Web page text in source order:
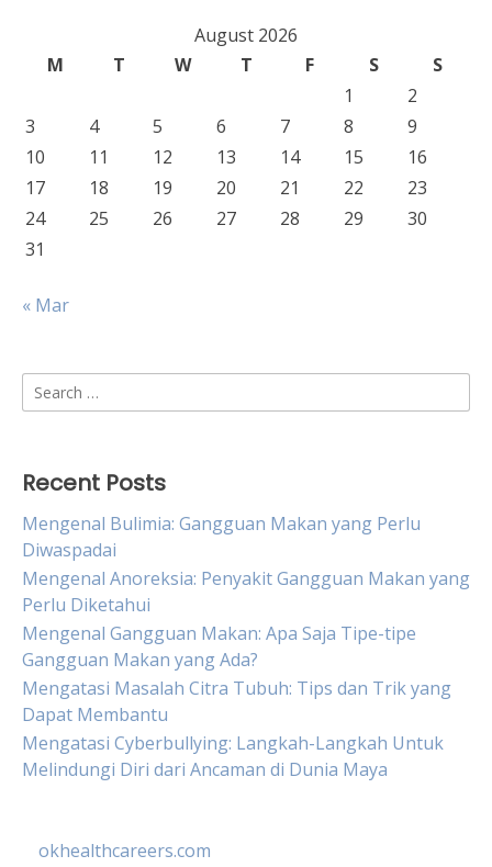
August 2026
M
T W T F S
S
1
2
3
4 5 6 7 8
9
10
11 12 13 14 15
16
17
18 19 20 21 22
23
24
25 26 27 28 29
30
31
« Mar
Search
for:
Recent Posts
Mengenal Bulimia: Gangguan Makan yang Perlu
Diwaspadai
Mengenal Anoreksia: Penyakit Gangguan Makan yang
Perlu Diketahui
Mengenal Gangguan Makan: Apa Saja Tipe-tipe
Gangguan Makan yang Ada?
Mengatasi Masalah Citra Tubuh: Tips dan Trik yang
Dapat Membantu
Mengatasi Cyberbullying: Langkah-Langkah Untuk
Melindungi Diri dari Ancaman di Dunia Maya
okhealthcareers.com